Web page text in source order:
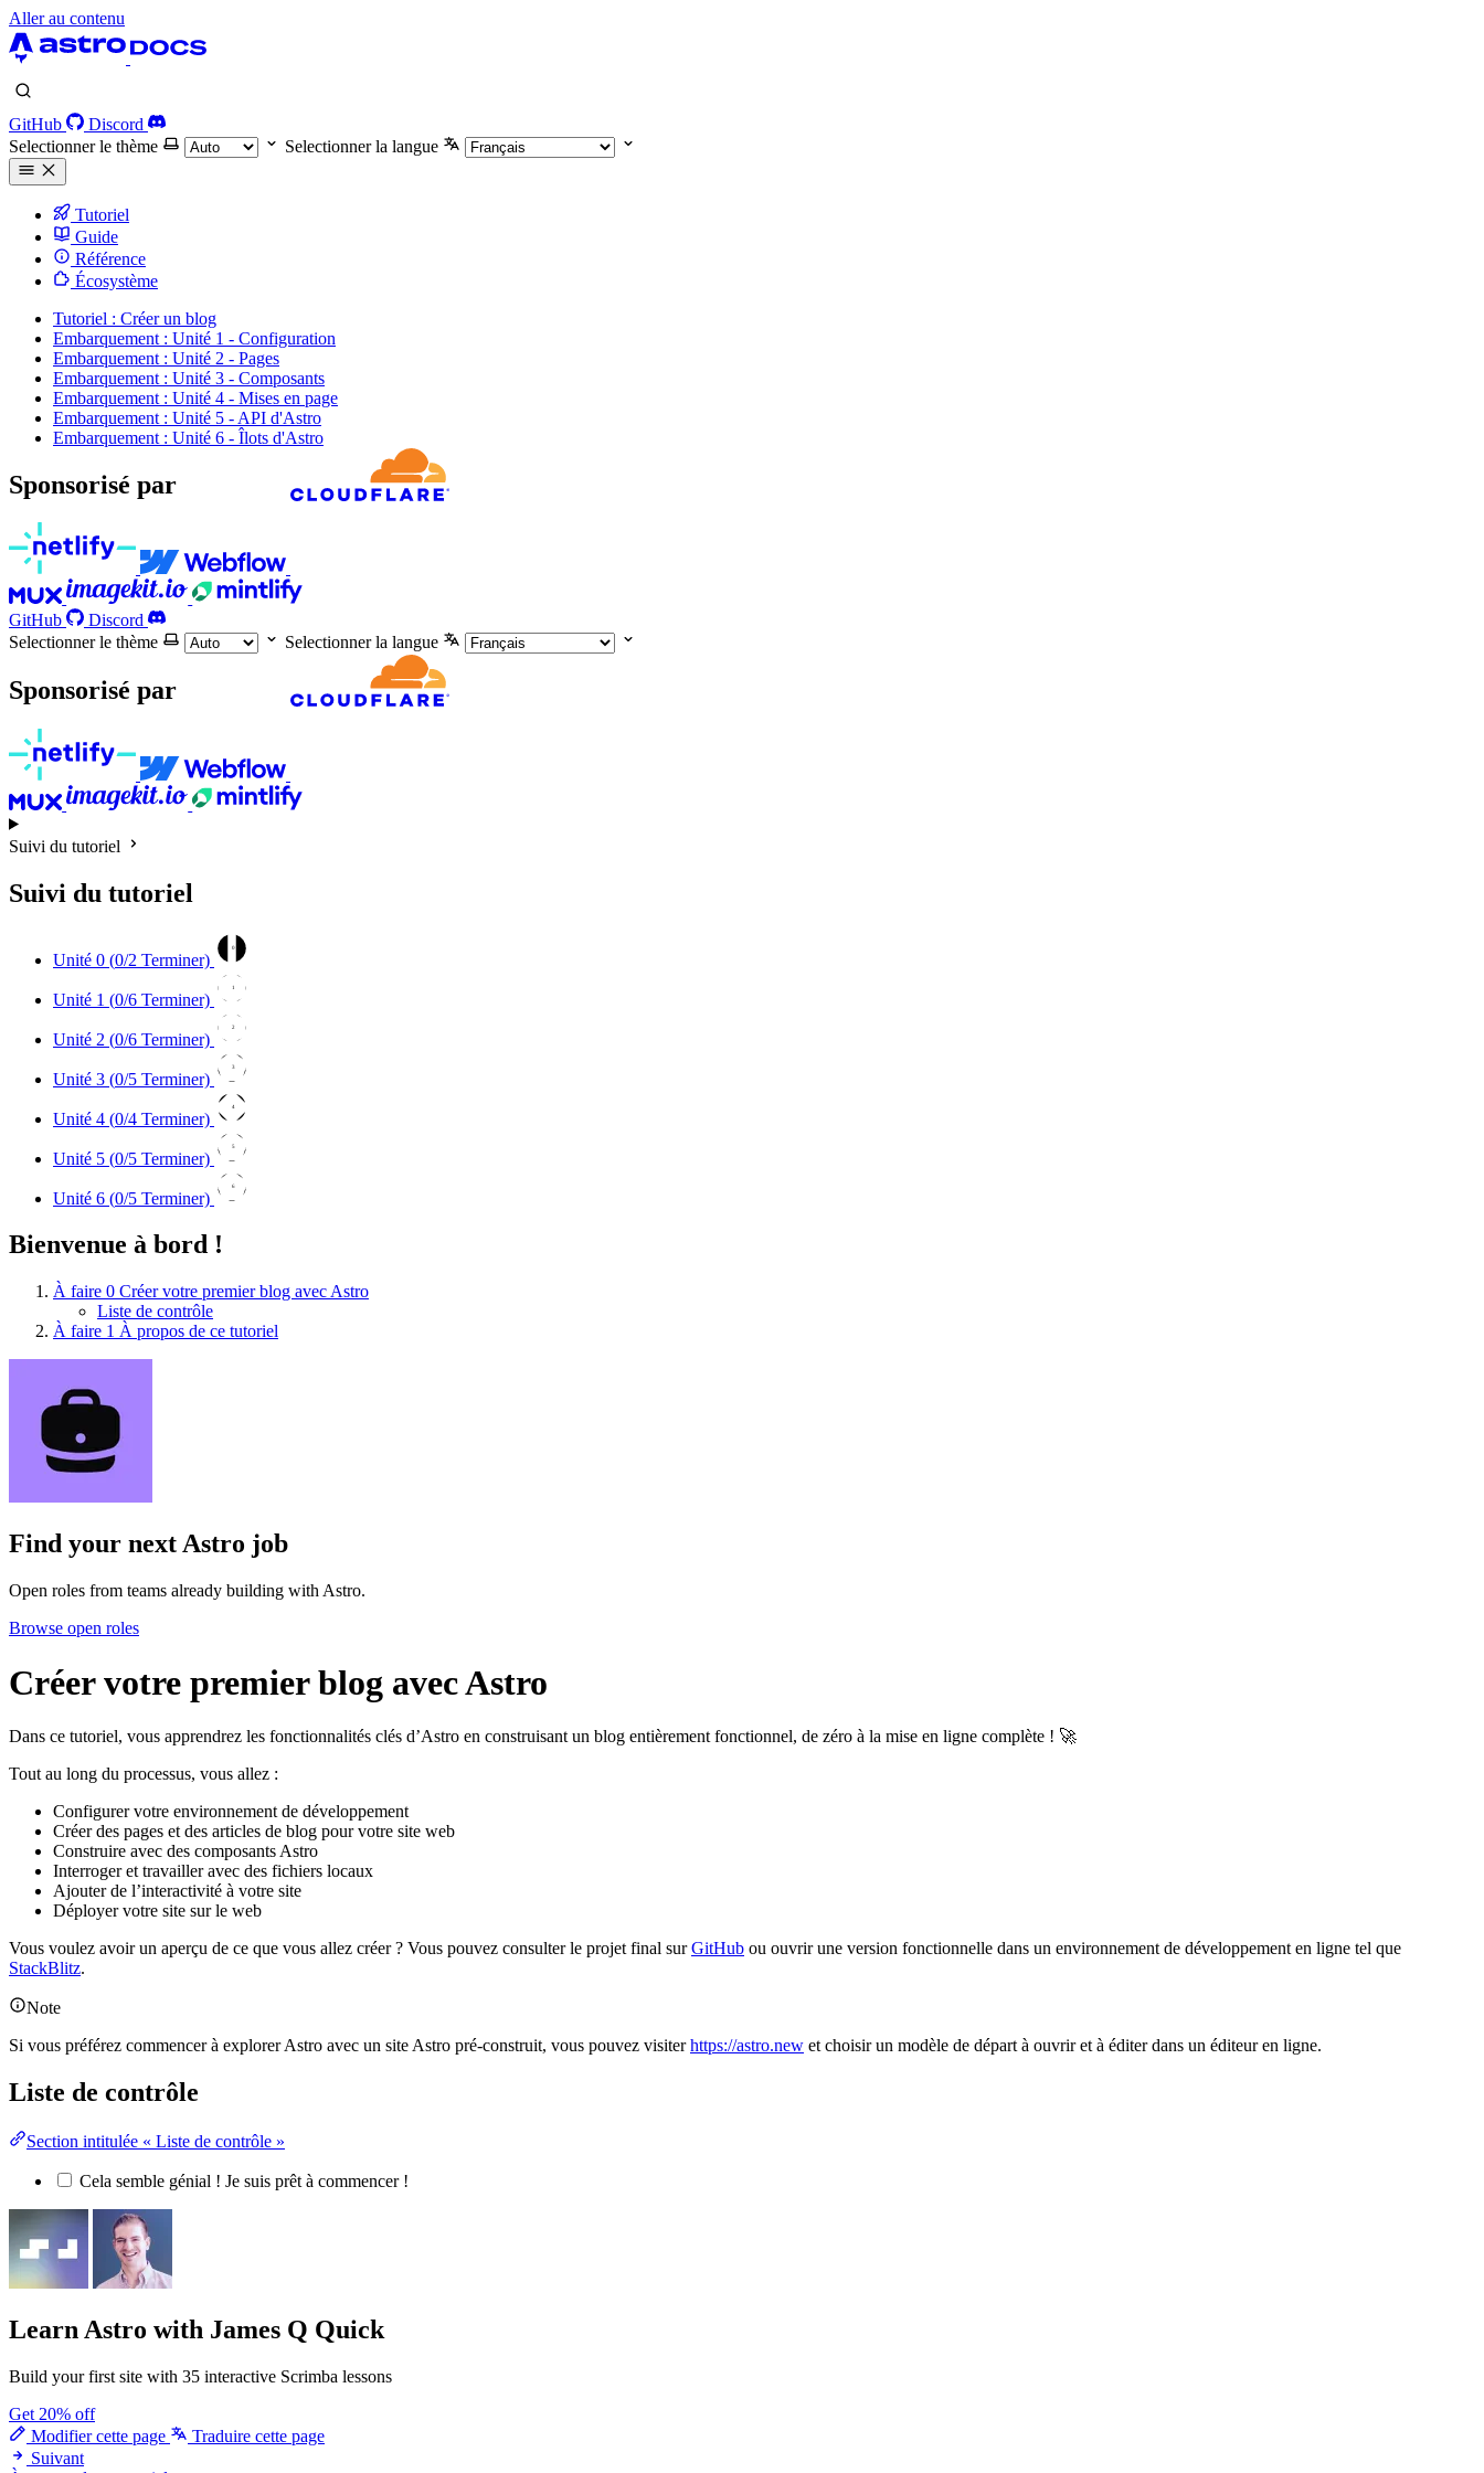
Aller au contenu
GitHub
Discord
Selectionner le thème
Selectionner la langue
Tutoriel
Guide
Référence
Écosystème
Tutoriel : Créer un blog
Embarquement : Unité 1 - Configuration
Embarquement : Unité 2 - Pages
Embarquement : Unité 3 - Composants
Embarquement : Unité 4 - Mises en page
Embarquement : Unité 5 - API d'Astro
Embarquement : Unité 6 - Îlots d'Astro
Sponsorisé par
GitHub
Discord
Selectionner le thème
Selectionner la langue
Sponsorisé par
Suivi du tutoriel
Suivi du tutoriel
Unité 0 (0/2 Terminer)
0
Unité 1 (0/6 Terminer)
1
Unité 2 (0/6 Terminer)
2
Unité 3 (0/5 Terminer)
3
Unité 4 (0/4 Terminer)
4
Unité 5 (0/5 Terminer)
5
Unité 6 (0/5 Terminer)
6
Bienvenue à bord !
À faire 0 Créer votre premier blog avec Astro
Liste de contrôle
À faire 1 À propos de ce tutoriel
Find your nextAstro job
Open roles from teams already building with Astro.
Browse open roles
Créer votre premier blog avec Astro
Dans ce tutoriel, vous apprendrez les fonctionnalités clés d’Astro en construisant un blog entièrement fonctionnel, de zéro à la mise en ligne complète ! 🚀
Tout au long du processus, vous allez :
Configurer votre environnement de développement
Créer des pages et des articles de blog pour votre site web
Construire avec des composants Astro
Interroger et travailler avec des fichiers locaux
Ajouter de l’interactivité à votre site
Déployer votre site sur le web
Vous voulez avoir un aperçu de ce que vous allez créer ? Vous pouvez consulter le projet final surGitHub ou ouvrir une version fonctionnelle dans un environnement de développement en ligne tel que
StackBlitz.
Note
Si vous préférez commencer à explorer Astro avec un site Astro pré-construit, vous pouvez visiterhttps://astro.new et choisir un modèle de départ à ouvrir et à éditer dans un éditeur en ligne.
Liste de contrôle
Section intitulée « Liste de contrôle »
Cela semble génial ! Je suis prêt à commencer !
Learn Astro with James Q Quick
Build your first site with 35 interactive Scrimba lessons
Get 20% off
Modifier cette page
Traduire cette page
Suivant